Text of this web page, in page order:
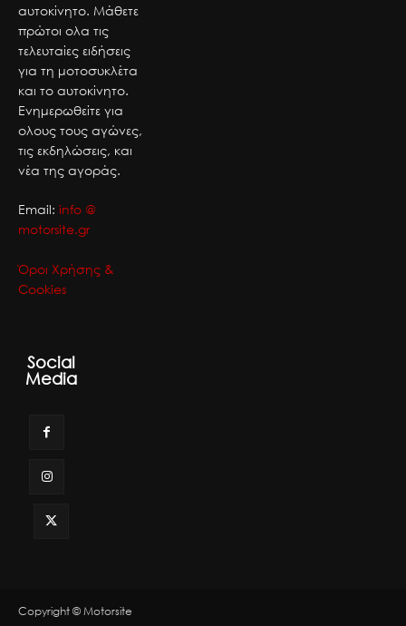
αυτοκίνητο. Μάθετε
πρώτοι ολα τις
τελευταίες ειδήσεις
για τη μοτοσυκλέτα
και το αυτοκίνητο.
Ενημερωθείτε για
ολους τους αγώνες,
τις εκδηλώσεις, και
νέα της αγοράς.
Email: info @
motorsite.gr
Όροι Χρήσης &
Cookies
Social
Media
Copyright © Motorsite